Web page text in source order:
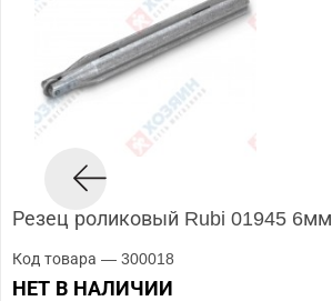
Резец роликовый Rubi 01945 6мм
Код товара — 300018
НЕТ В НАЛИЧИИ